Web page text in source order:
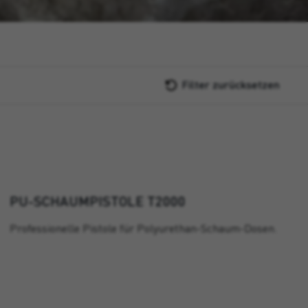
Filter zurücksetzen
PU-SCHAUMPISTOLE T2000
Professionelle Pistole für Polyurethan-Schaum-Dosen.